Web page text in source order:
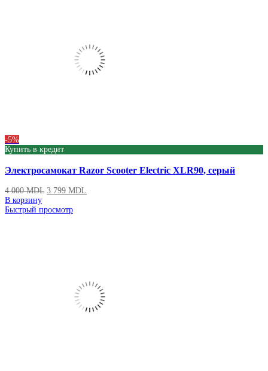
-5%
Купить в кредит
Электросамокат Razor Scooter Electric XLR90, серый
4 000MDL 3 799 MDL
В корзину
Быстрый просмотр